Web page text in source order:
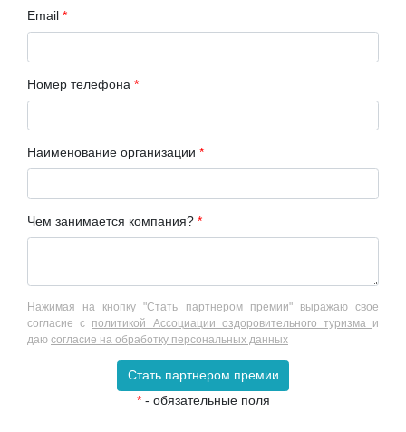
Email *
Номер телефона *
Наименование организации *
Чем занимается компания? *
Нажимая на кнопку "Стать партнером премии" выражаю свое
согласие с политикой Ассоциации оздоровительного туризма и
даю согласие на обработку персональных данных
Стать партнером премии
*- обязательные поля